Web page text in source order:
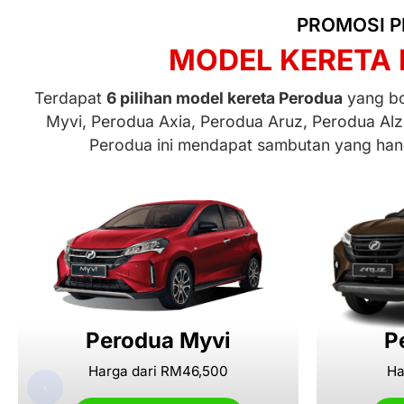
PROMOSI
MODEL
Terdapat 6 pilihan model kereta Perodua yang
Myvi, Perodua Axia, Perodua Aruz, Perodua
Perodua ini mendapat sambutan yang
Perodua Myvi
Harga dari RM46,500